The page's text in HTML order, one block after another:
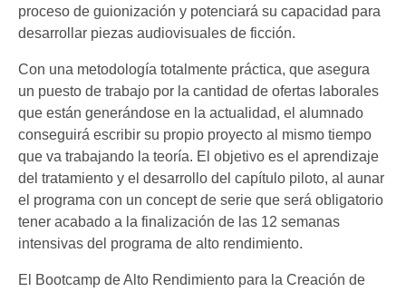
proceso de guionización y potenciará su capacidad para
desarrollar piezas audiovisuales de ficción.
Con una metodología totalmente práctica, que asegura
un puesto de trabajo por la cantidad de ofertas laborales
que están generándose en la actualidad, el alumnado
conseguirá escribir su propio proyecto al mismo tiempo
que va trabajando la teoría. El objetivo es el aprendizaje
del tratamiento y el desarrollo del capítulo piloto, al aunar
el programa con un concept de serie que será obligatorio
tener acabado a la finalización de las 12 semanas
intensivas del programa de alto rendimiento.
El Bootcamp de Alto Rendimiento para la Creación de